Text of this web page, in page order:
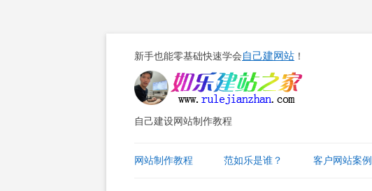
新手也能零基础快速学会自己建网站 ！
自己建设网站制作教程
网站制作教程 范如乐是谁？ 客户网站案例